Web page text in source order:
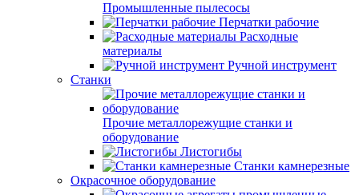
Промышленные пылесосы
Перчатки рабочие
Расходные
материалы
Ручной инструмент
Станки
Прочие металлорежущие станки и
оборудование
Листогибы
Станки камнерезные
Окрасочное оборудование